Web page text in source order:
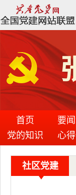
首页 要
党的知识
心
社区党建